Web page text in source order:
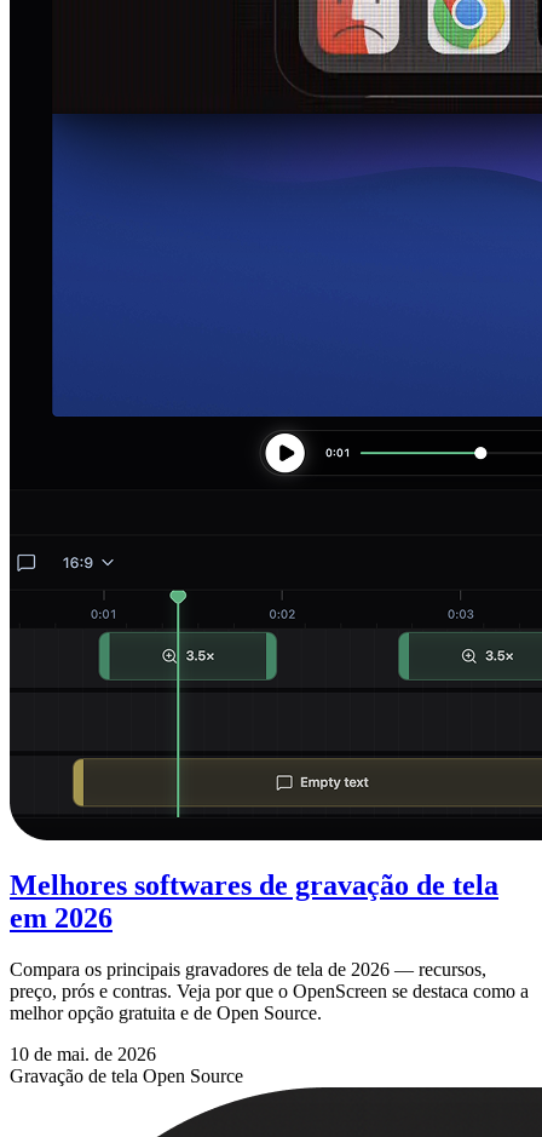
Melhores softwares de gravação de tela
em 2026
Compara os principais gravadores de tela de 2026 — recursos,
preço, prós e contras. Veja por que o OpenScreen se destaca como a
melhor opção gratuita e de Open Source.
10 de mai. de 2026
Gravação de tela Open Source